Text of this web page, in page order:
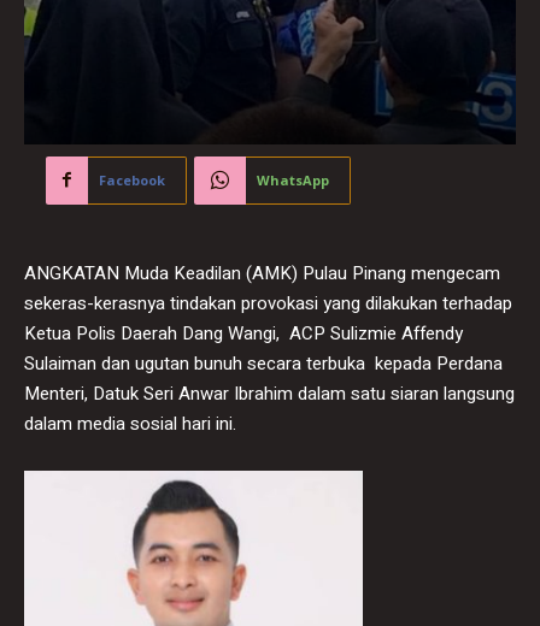
Facebook WhatsApp
ANGKATAN Muda Keadilan (AMK) Pulau Pinang mengecam
sekeras-kerasnya tindakan provokasi yang dilakukan terhadap
Ketua Polis Daerah Dang Wangi, ACP Sulizmie Affendy
Sulaiman dan ugutan bunuh secara terbuka kepada Perdana
Menteri, Datuk Seri Anwar Ibrahim dalam satu siaran langsung
dalam media sosial hari ini.